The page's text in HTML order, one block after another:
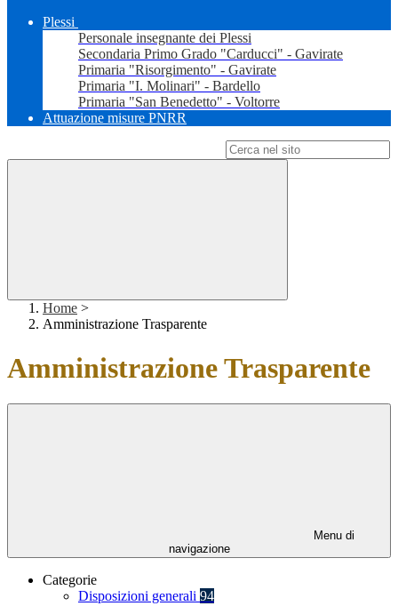
Plessi
Personale insegnante dei Plessi
Secondaria Primo Grado "Carducci" - Gavirate
Primaria "Risorgimento" - Gavirate
Primaria "I. Molinari" - Bardello
Primaria "San Benedetto" - Voltorre
Attuazione misure PNRR
Home >
Amministrazione Trasparente
Amministrazione Trasparente
Menu di
navigazione
Categorie
Disposizioni generali 94